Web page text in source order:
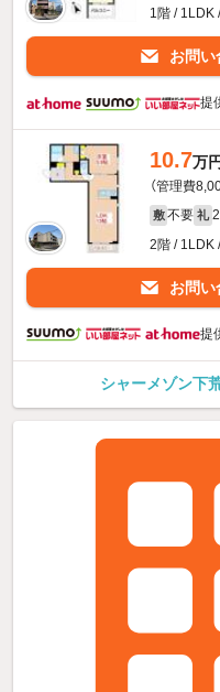
1階 / 1LDK
お問い
提
10.7万円
（管理費
敷 不要 礼
2階 / 1LDK
お問い
提
シャーメゾン下